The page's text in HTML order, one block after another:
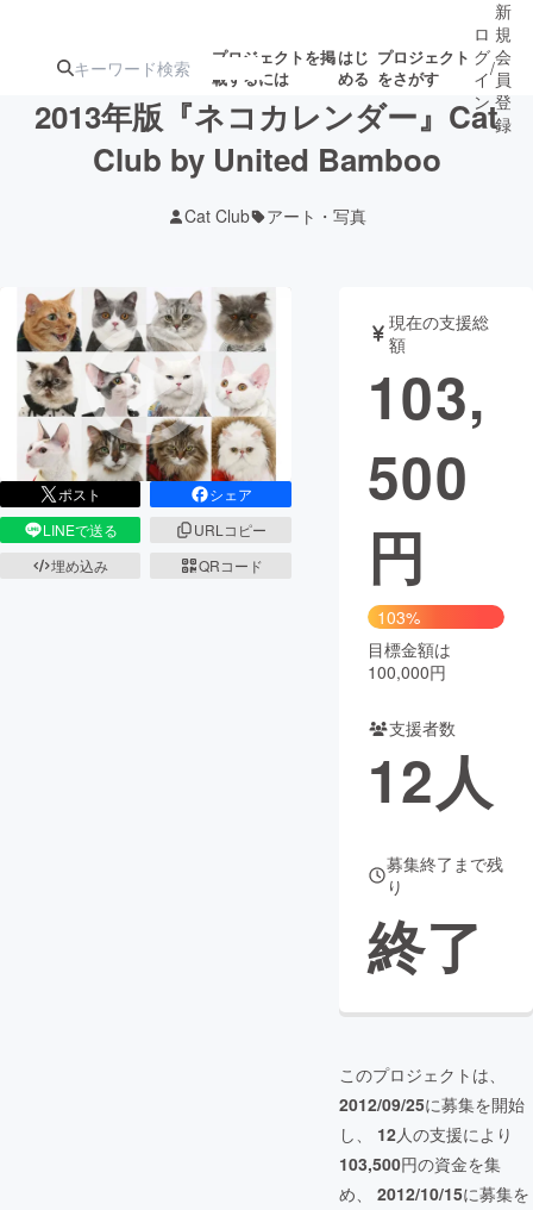
プロジェクトを掲
載するには
はじ
める
プロジェクト
をさがす
ジェクト
募集終了が近いプ
ロジェクト
アート・写真 音楽
テクノロジー・ガジェット ゲーム・サ
映像・映画
ビジネス・起業
まちづくり・地域活性化
CAMPFIRE Creation
コミュニティ
ロ
グ
イ
ン
/
新
規
会
員
登
録
2013年版『ネコカレンダー』Cat
Club by United Bamboo
Cat Club アート・写真
ポスト
シェア
LINEで送る
URLコピー
埋め込み
QRコード
現在の支援総
額
103,
500
円
103%
目標金額は
100,000円
支援者数
12人
募集終了まで残
り
終了
このプロジェクトは、
2012/09/25に募集を開始
し、 12人の支援により
103,500円の資金を集
め、 2012/10/15に募集を